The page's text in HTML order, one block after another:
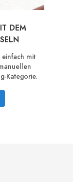
DEM
mit
Kategorie.